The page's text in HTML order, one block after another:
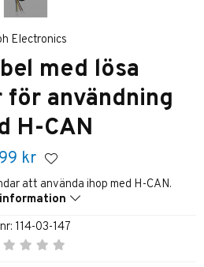
Electronics
med lösa
för användning
H-CAN
99 kr
att använda ihop med H-CAN.
114-03-147